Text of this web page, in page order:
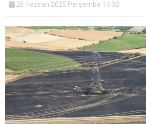
26 Haziran 2025 Perşembe 14:02